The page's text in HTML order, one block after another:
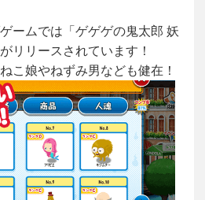
ームでは「ゲゲゲの鬼太郎 妖
リリースされています！
こ娘やねずみ男なども健在！